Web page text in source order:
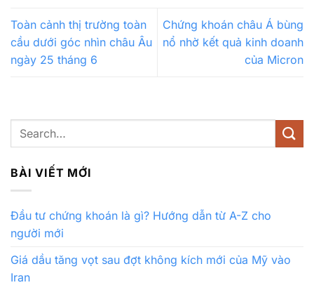
Toàn cảnh thị trường toàn
cầu dưới góc nhìn châu Âu
ngày 25 tháng 6
Chứng khoán châu Á bùng
nổ nhờ kết quả kinh doanh
của Micron
BÀI VIẾT MỚI
Đầu tư chứng khoán là gì? Hướng dẫn từ A-Z cho
người mới
Giá dầu tăng vọt sau đợt không kích mới của Mỹ vào
Iran